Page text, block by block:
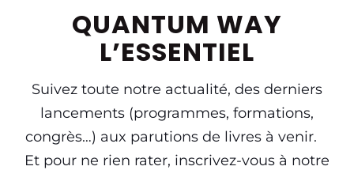
QUANTUM WAY
L’ESSENTIEL
Suivez toute notre actualité, des derniers
lancements (programmes, formations,
congrès…) aux parutions de livres à venir.
Et pour ne rien rater, inscrivez-vous à notre